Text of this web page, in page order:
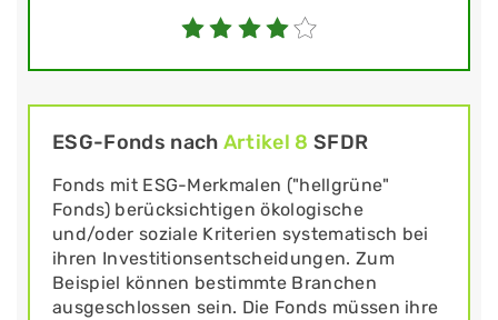
ESG-Fonds nach Artikel 8 SFDR
Fonds mit ESG-Merkmalen ("hellgrüne"
Fonds) berücksichtigen ökologische
und/oder soziale Kriterien systematisch bei
ihren Investitionsentscheidungen. Zum
Beispiel können bestimmte Branchen
ausgeschlossen sein. Die Fonds müssen ihre